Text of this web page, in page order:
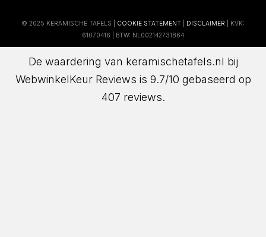
© 2025 KERAMISCHE TAFELS | COOKIE STATEMENT DISCLAIMER | KVK:
61070416 | BTW: NL002142731B64
De waardering van keramischetafels.nl bij
WebwinkelKeur Reviews is 9.7/10 gebaseerd op
407 reviews.